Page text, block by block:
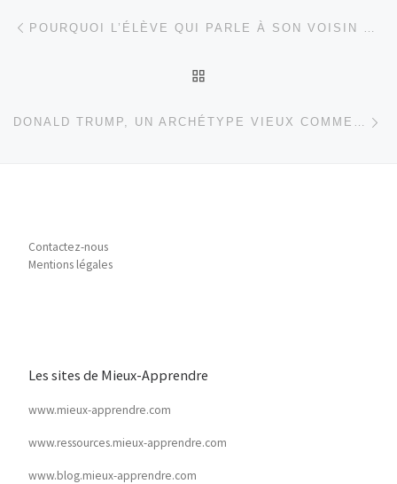
Parcourir les articles
DONALD TRUMP, UN ARCHÉTYPE VIEUX COMME LE MONDE
Contactez-nous
Mentions légales
Les sites de Mieux-Apprendre
www.mieux-apprendre.com
www.ressources.mieux-apprendre.com
www.blog.mieux-apprendre.com